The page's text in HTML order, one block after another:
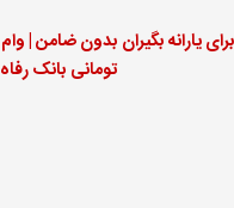
تومانی بانک رفاه